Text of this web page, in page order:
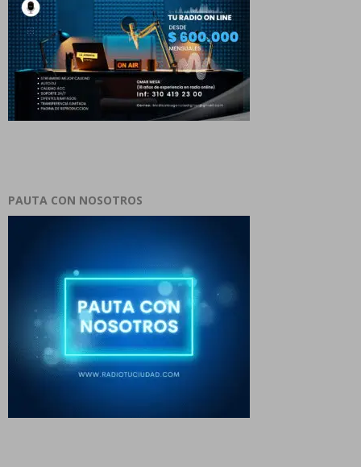
PAUTA CON NOSOTROS